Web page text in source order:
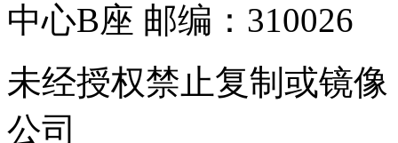
中心B座 邮编：310026
未经授权禁止复制或镜
公司